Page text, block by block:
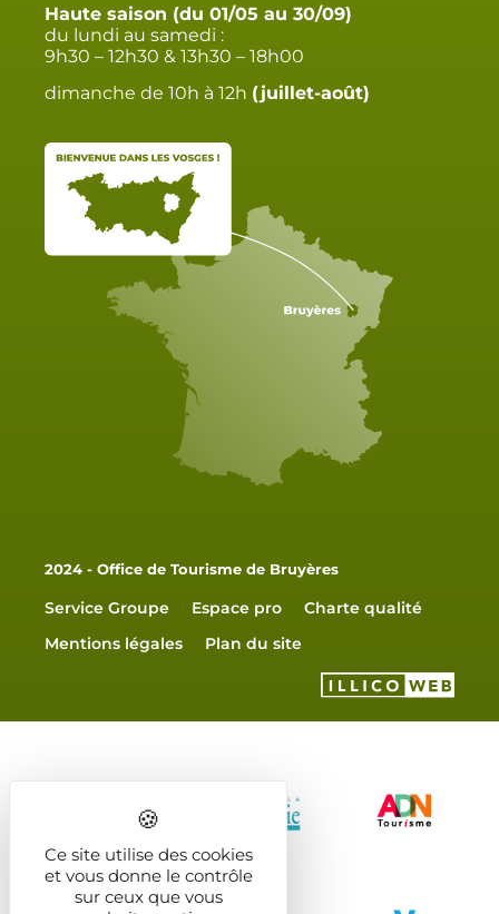
Haute saison (du 01/05 au 30/09)
du lundi au samedi :
9h30 – 12h30 & 13h30 – 18h00
dimanche de 10h à 12h (juillet-août)
2024 - Office de Tourisme de Bruyères
Service Groupe Espace pro
Charte qualité
Mentions légales
Plan du site
Ce site utilise des cookies
et vous donne le contrôle
sur ceux que vous